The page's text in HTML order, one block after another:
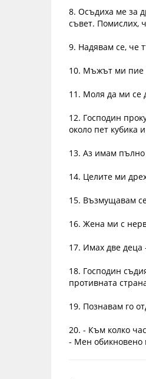
8. Осъдиха ме за
съвет. Помислих,
9. Надявам се, че
10. Мъжът ми пие
11. Моля да ми се
12. Господин
около пет кубика
13. Аз имам
14. Целите ми
15. Възмущавам
16. Жена ми с
17. Имах две
18. Господин
противната
19. Познавам го
20. - Към колко
- Мен обикновено